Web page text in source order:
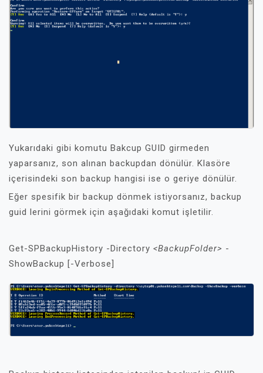
Yukarıdaki gibi komutu Bakcup GUID girmeden
yaparsanız, son alınan backupdan dönülür. Klasöre
içerisindeki son backup hangisi ise o geriye dönülür.
Eğer spesifik bir backup dönmek istiyorsanız, backup
guid lerini görmek için aşağıdaki komut işletilir.
Get-SPBackupHistory -Directory <BackupFolder> -
ShowBackup [-Verbose]